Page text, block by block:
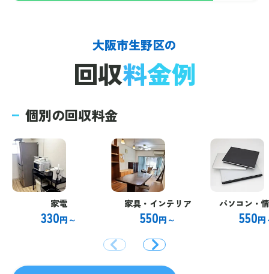
大阪市生野区の
回収料金例
個別の回収料金
家電
330円～
家具・インテリア
550円～
パソコン・
550円